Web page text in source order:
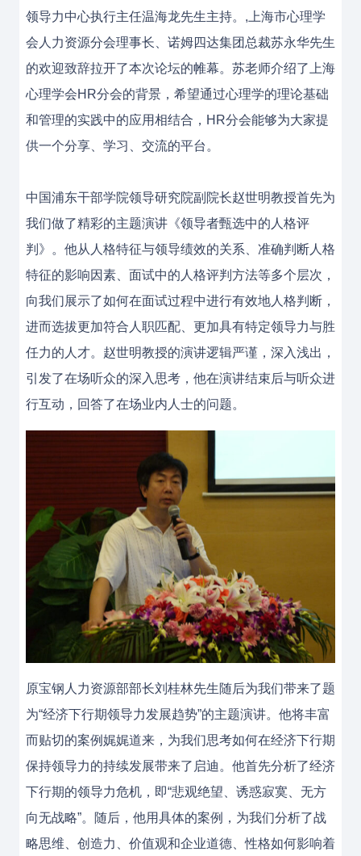
领导力中心执行主任温海龙先生主持。,上海市心理学
会人力资源分会理事长、诺姆四达集团总裁苏永华先生
的欢迎致辞拉开了本次论坛的帷幕。苏老师介绍了上海
心理学会HR分会的背景，希望通过心理学的理论基础
和管理的实践中的应用相结合，HR分会能够为大家提
供一个分享、学习、交流的平台。
中国浦东干部学院领导研究院副院长赵世明教授首先为
我们做了精彩的主题演讲《领导者甄选中的人格评
判》。他从人格特征与领导绩效的关系、准确判断人格
特征的影响因素、面试中的人格评判方法等多个层次，
向我们展示了如何在面试过程中进行有效地人格判断，
进而选拔更加符合人职匹配、更加具有特定领导力与胜
任力的人才。赵世明教授的演讲逻辑严谨，深入浅出，
引发了在场听众的深入思考，他在演讲结束后与听众进
行互动，回答了在场业内人士的问题。
原宝钢人力资源部部长刘桂林先生随后为我们带来了题
为“经济下行期领导力发展趋势”的主题演讲。他将丰富
而贴切的案例娓娓道来，为我们思考如何在经济下行期
保持领导力的持续发展带来了启迪。他首先分析了经济
下行期的领导力危机，即“悲观绝望、诱惑寂寞、无方
向无战略”。随后，他用具体的案例，为我们分析了战
略思维、创造力、价值观和企业道德、性格如何影响着